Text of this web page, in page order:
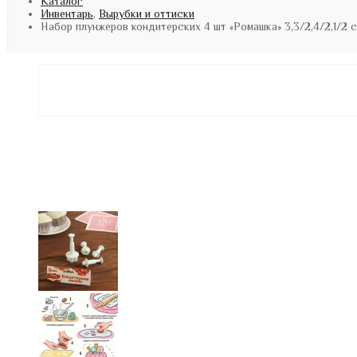
Инвентарь, Вырубки и оттиски
Набор плунжеров кондитерских 4 шт «Ромашка» 3,3/2,4/2,1/2